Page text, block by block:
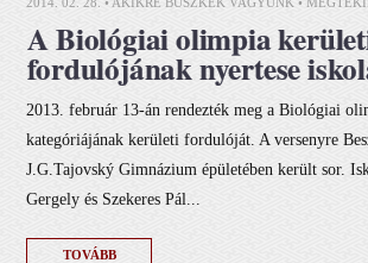
A Biológiai olimpia
fordulójának nyertese
2013. február 13-án rendezték meg a Biológiai
kategóriájának kerületi fordulóját. A versenyre
J.G.Tajovský Gimnázium épületében került sor.
Gergely és Szekeres Pál...
TOVÁBB